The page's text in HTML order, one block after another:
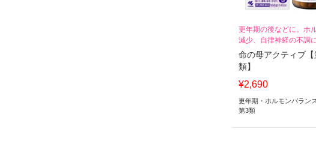
更年期の後などに。ホ
減少、自律神経の不調
状に
命の母アクティブ【
類】
¥2,690
更年期・ホルモンバラン
第3類